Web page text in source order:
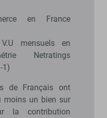
en France
mensuels en
Netratings
1)
de Français ont
moins un bien sur
la contribution